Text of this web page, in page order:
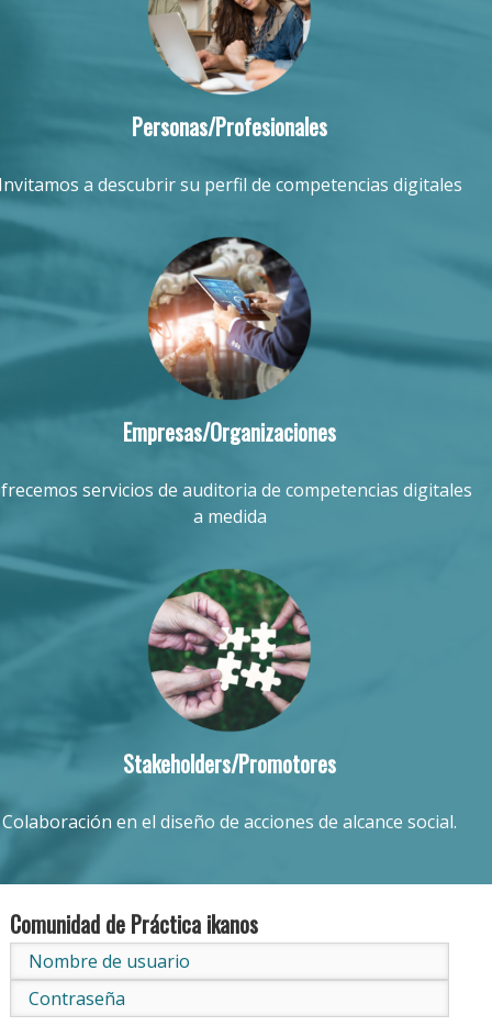
Personas/Profesionales
a descubrir su perfil de competencias digitales
Empresas/Organizaciones
servicios de auditoria de competencias digitales
a medida
Stakeholders/Promotores
Colaboración en el diseño de acciones de alcance social.
Comunidad de Práctica ikanos